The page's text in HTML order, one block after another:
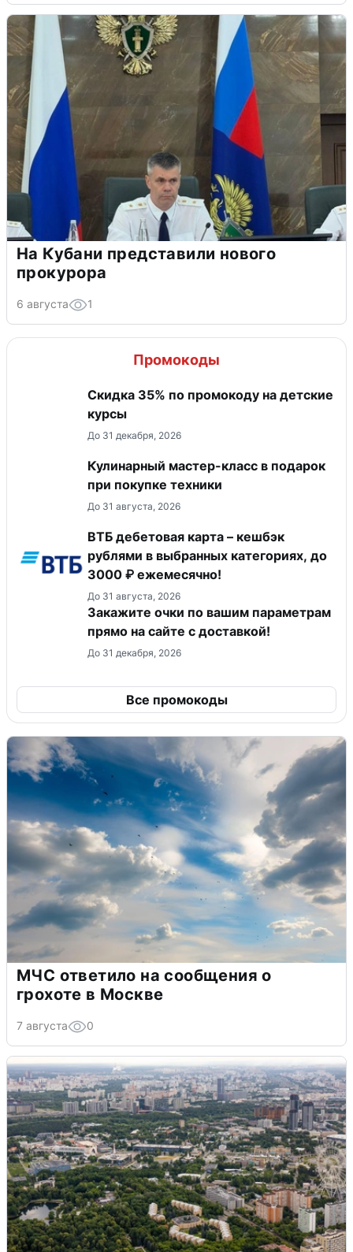
На Кубани представили нового
прокурора
6 августа 1
Промокоды
Скидка 35% по промокоду на детские
курсы
До 31 декабря, 2026
Кулинарный мастер-класс в подарок
при покупке техники
До 31 августа, 2026
ВТБ дебетовая карта – кешбэк
рублями в выбранных категориях, до
3000 ₽ ежемесячно!
До 31 августа, 2026
Закажите очки по вашим параметрам
прямо на сайте с доставкой!
До 31 декабря, 2026
Все промокоды
МЧС ответило на сообщения о
грохоте в Москве
7 августа 0